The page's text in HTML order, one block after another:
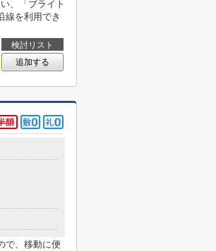
、「ブライト
線を利用でき
検討リスト
追加する
で、移動に便